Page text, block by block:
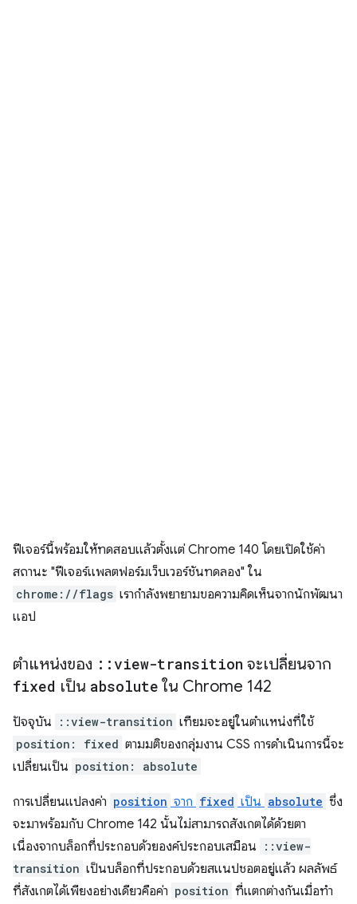
ฟีเจอร์นี้พร้อมให้ทดสอบแล้วตั้งแต่ Chrome 140 โดยเปิดใช้ค่า
สถานะ "ฟีเจอร์แพลตฟอร์มเว็บเวอร์ชันทดลอง" ใน
chrome://flags เรากำลังพยายามขอความคิดเห็นจากนักพัฒนา
แอป
ตำแหน่งของ :: view-transition จะเปลี่ยนจาก
fixed เป็น absolute ใน Chrome 142
ปัจจุบัน ::view-transition เทียมจะอยู่ในตำแหน่งที่ใช้
position: fixed ตามมติของกลุ่มงาน CSS การดำเนินการนี้จะ
เปลี่ยนเป็น position: absolute
การเปลี่ยนแปลงค่า position จาก fixed เป็น absolute ซึ่ง
จะมาพร้อมกับ Chrome 142 นั้นไม่สามารถสังเกตได้ด้วยตา
เนื่องจากบล็อกที่ประกอบด้วยองค์ประกอบเสมือน
::view-
transition เป็นบล็อกที่ประกอบด้วยสแนปชอตอยู่แล้ว ผลลัพธ์
ที่สังเกตได้เพียงอย่างเดียวคือค่า position ที่แตกต่างกันเมื่อทำ